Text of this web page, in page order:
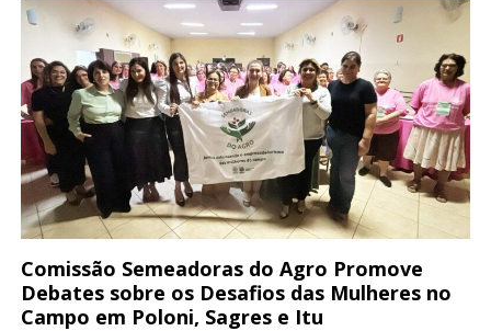
Comissão Semeadoras do Agro Promove
Debates sobre os Desafios das Mulheres no
Campo em Poloni, Sagres e Itu